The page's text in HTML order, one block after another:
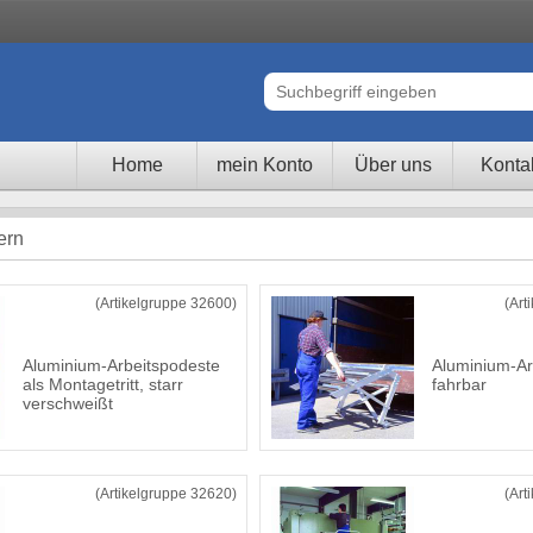
Home mein Konto Über uns
(Artikelgruppe 32600)
Aluminium-Arbeitspodeste
als Montagetritt, starr
verschweißt
Aluminium-
fahrbar
(Artikelgruppe 32620)